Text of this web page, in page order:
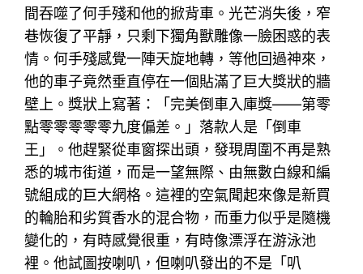
間吞噬了何手殘和他的掀背車。光芒消失後，窄
巷恢復了平靜，只剩下獨角獸雕像一臉困惑的表
情。何手殘感覺一陣天旋地轉，等他回過神來，
他的車子竟然垂直停在一個貼滿了巨大獎狀的牆
壁上。獎狀上寫著：「完美倒車入庫獎——第零
點零零零零零九度偏差。」落款人是「倒車
王」。他趕緊從車窗探出頭，發現周圍不再是熟
悉的城市街道，而是一望無際、由無數白線和編
號組成的巨大網格。這裡的空氣聞起來像是新買
的輪胎和劣質香水的混合物，而重力似乎是隨機
變化的，有時感覺很重，有時像漂浮在游泳池
裡。他試圖按喇叭，但喇叭發出的不是「叭